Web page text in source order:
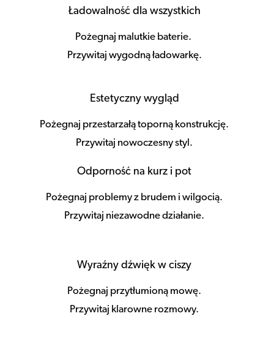
Ładowalność dla wszystkich
Pożegnaj malutkie baterie.
Przywitaj wygodną ładowarkę.
Estetyczny wygląd
Pożegnaj przestarzałą toporną konstrukcję.
Przywitaj nowoczesny styl.
Odporność na kurz i pot
Pożegnaj problemy z brudem i wilgocią.
Przywitaj niezawodne działanie.
Wyraźny dźwięk w ciszy
Pożegnaj przytłumioną mowę.
Przywitaj klarowne rozmowy.